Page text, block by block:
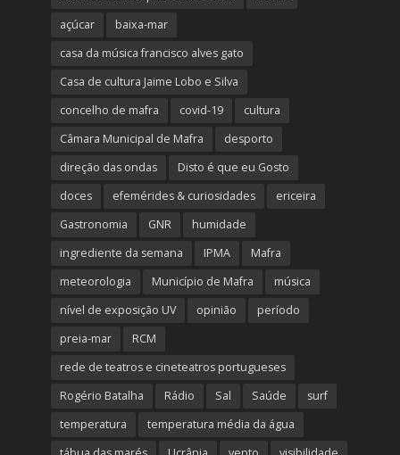
açúcar
baixa-mar
casa da música francisco alves gato
Casa de cultura Jaime Lobo e Silva
concelho de mafra
covid-19
cultura
Câmara Municipal de Mafra
desporto
direção das ondas
Disto é que eu Gosto
doces
efemérides & curiosidades
ericeira
Gastronomia
GNR
humidade
ingrediente da semana
IPMA
Mafra
meteorologia
Município de Mafra
música
nível de exposição UV
opinião
período
preia-mar
RCM
rede de teatros e cineteatros portugueses
Rogério Batalha
Rádio Sal Saúde
surf
temperatura
temperatura média da água